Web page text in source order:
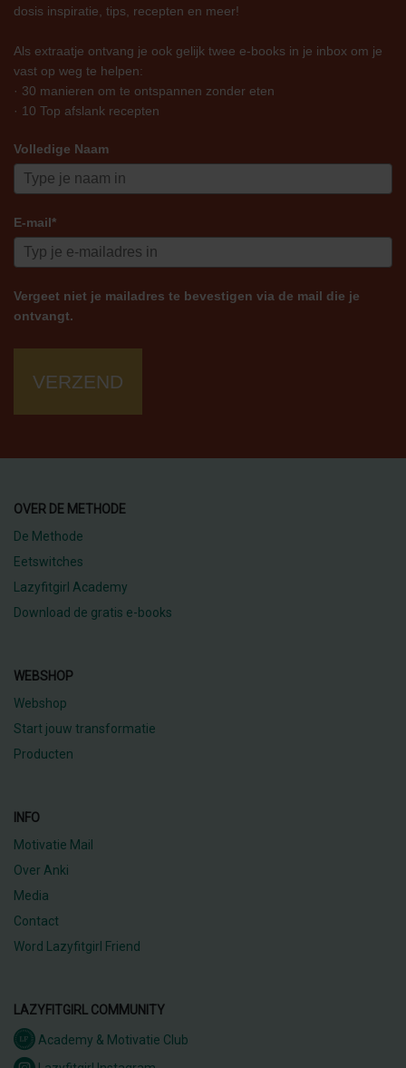
dosis inspiratie, tips, recepten en meer!
Als extraatje ontvang je ook gelijk twee e-books in je inbox om je
vast op weg te helpen:
· 30 manieren om te ontspannen zonder eten
· 10 Top afslank recepten
Volledige Naam
E-mail*
Vergeet niet je mailadres te bevestigen via de mail die je
ontvangt.
VERZEND
OVER DE METHODE
De Methode
Eetswitches
Lazyfitgirl Academy
Download de gratis e-books
WEBSHOP
Webshop
Start jouw transformatie
Producten
INFO
Motivatie Mail
Over Anki
Media
Contact
Word Lazyfitgirl Friend
LAZYFITGIRL COMMUNITY
Academy & Motivatie Club